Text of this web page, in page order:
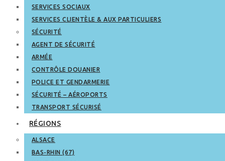
SERVICES SOCIAUX
SERVICES CLIENTÈLE & AUX PARTICULIERS
SÉCURITÉ
AGENT DE SÉCURITÉ
ARMÉE
CONTRÔLE DOUANIER
POLICE ET GENDARMERIE
SÉCURITÉ – AÉROPORTS
TRANSPORT SÉCURISÉ
RÉGIONS
ALSACE
BAS-RHIN (67)